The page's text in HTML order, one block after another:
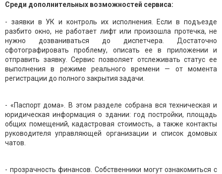
Среди дополнительных возможностей сервиса:
- заявки в УК и контроль их исполнения. Если в подъезде
разбито окно, не работает лифт или произошла протечка, не
нужно дозваниваться до диспетчера. Достаточно
сфотографировать проблему, описать ее в приложении и
отправить заявку. Сервис позволяет отслеживать статус ее
выполнения в режиме реального времени — от момента
регистрации до полного закрытия задачи.
- «Паспорт дома». В этом разделе собрана вся техническая и
юридическая информация о здании: год постройки, площадь
общих помещений, кадастровая стоимость, а также контакты
руководителя управляющей организации и список домовых
чатов.
- прозрачность финансов. Собственники могут ознакомиться с